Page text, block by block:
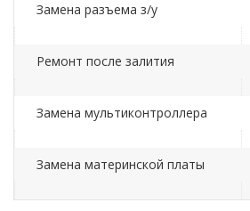
Замена разъема з/у
Ремонт после залития
Замена мультиконтроллера
Замена материнской платы